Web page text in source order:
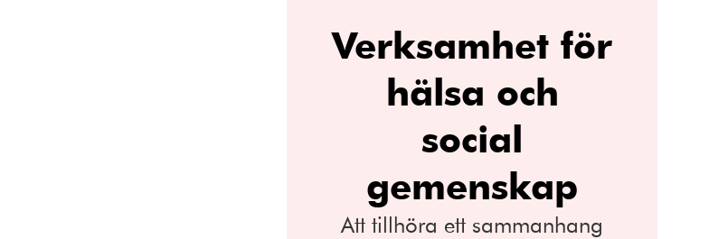
Verksamhet för
hälsa och
social
gemenskap
Att tillhöra ett sammanhang